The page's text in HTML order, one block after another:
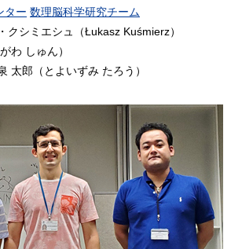
ター 数理脳科学研究チーム
クシミエシュ（Łukasz Kuśmierz）
わ しゅん）
太郎（とよいずみ たろう）